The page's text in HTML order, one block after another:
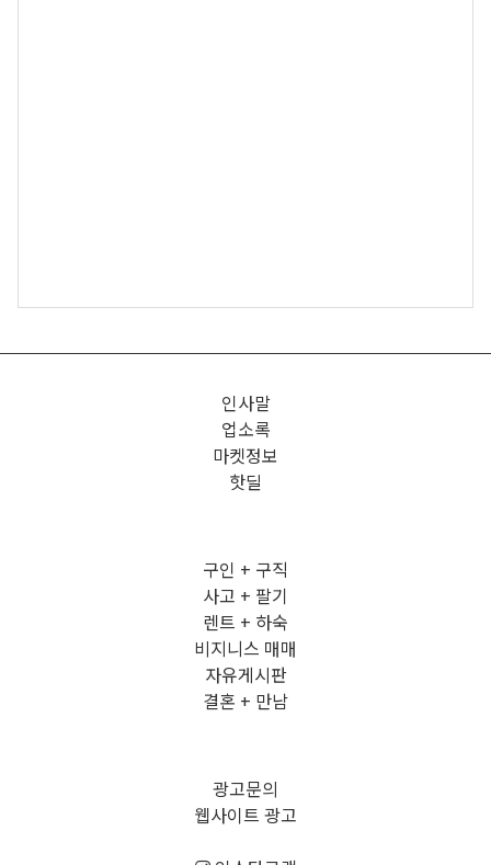
인사말
업소록
마켓정보
핫딜
구인 + 구직
사고 + 팔기
렌트 + 하숙
비지니스 매매
자유게시판
결혼 + 만남
광고문의
웹사이트 광고